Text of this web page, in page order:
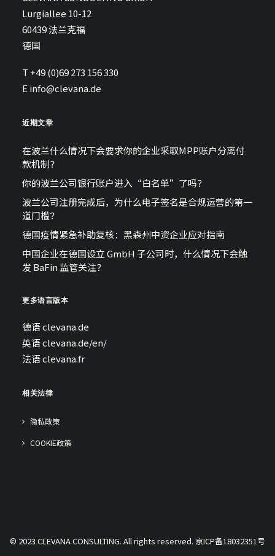
Lurgiallee 10-12
60439 法兰克福
德国
T +49 (0)69 273 156 330
E info@clevana.de
近期文章
在波兰什么情况下会要求你的企业采取MPP账户分离付
款机制？
你的波兰公司银行账户进入“白名单”了吗？
波兰公司注册完成后，为什么电子签名是合规运营的第一
道门槛？
德国疫情紧急补助复核：黑森州中资企业应对指南
中国企业在德国设立 GmbH 子公司时，什么情况下会触
发 BaFin 监管关注？
更多语言版本
德语clevana.de
英语clevana.de/en/
法语clevana.fr
相关法律
隐私政策
COOKIE政策
© 2023 CLEVANA CONSULTING. All rights reserved. 京ICP备18032351号